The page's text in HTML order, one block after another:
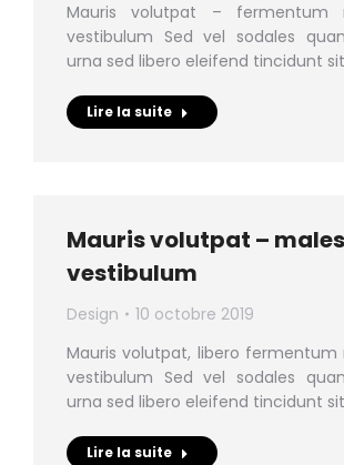
Mauris volutpat – fermentum
vestibulum Sed vel sodales
urna sed libero eleifend tincidunt
Lire la suite
Mauris volutpat –
vestibulum
Design
10 octobre 2019
Mauris volutpat, libero fermentum
vestibulum Sed vel sodales
urna sed libero eleifend tincidunt
Lire la suite